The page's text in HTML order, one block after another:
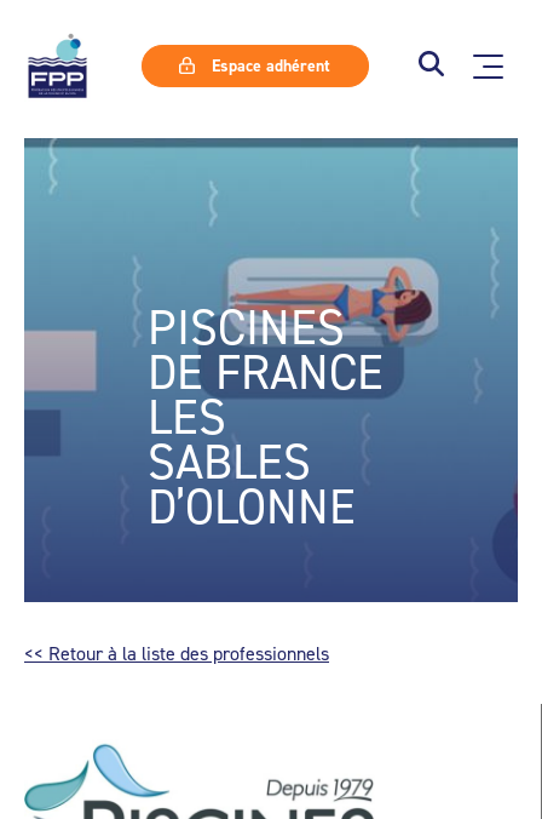
Espace adhérent
PISCINES
DE FRANCE
LES
SABLES
D’OLONNE
<< Retour à la liste des professionnels